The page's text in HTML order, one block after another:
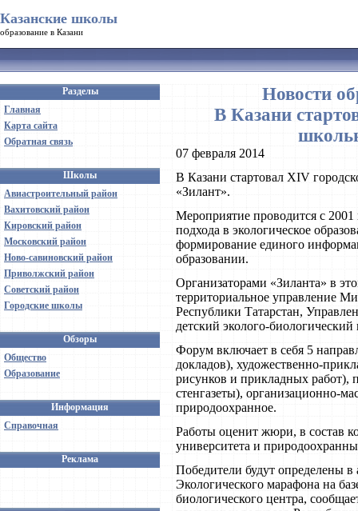
Казанские школы
образование в Казани
Разделы
Главная
Карта сайта
Обратная связь
Школы
Авиастроительный район
Вахитовский район
Кировский район
Московский район
Ново-савиновский район
Приволжский район
Советский район
Городские школы
Обзоры
Общество
Образование
Информация
Справочная
Реклама
Новости
В Казани
07 февраля 2014
В Казани стартовал ХIV
«Зилант».
Мероприятие проводится с 2001
подхода в экологическое
формирование единого
образовании.
Организаторами «Зиланта» в
территориальное управление
Республики Татарстан,
детский эколого-биологический
Форум включает в себя 5
докладов), художественно-
рисунков и прикладных работ),
стенгазеты), организационно-
природоохранное.
Работы оценит жюри, в состав
университета и
Победители будут определены в
Экологического марафона на
биологического центра,